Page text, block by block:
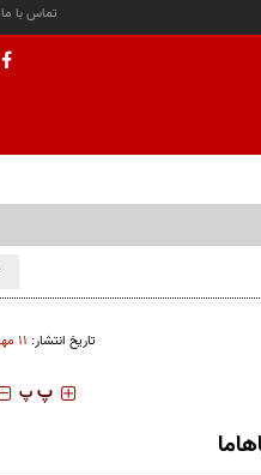
تماس با ما
تاریخ انتشار: ۱۱ مهر ۱۳۹۴ - ۱۰:۵۷
‍‍‍ پ پ